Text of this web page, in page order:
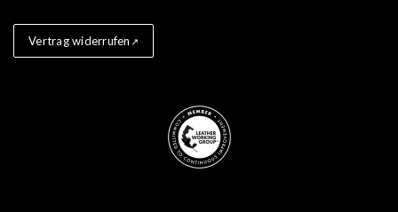
Vertrag widerrufen